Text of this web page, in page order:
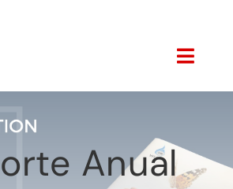
Toggle
Anual